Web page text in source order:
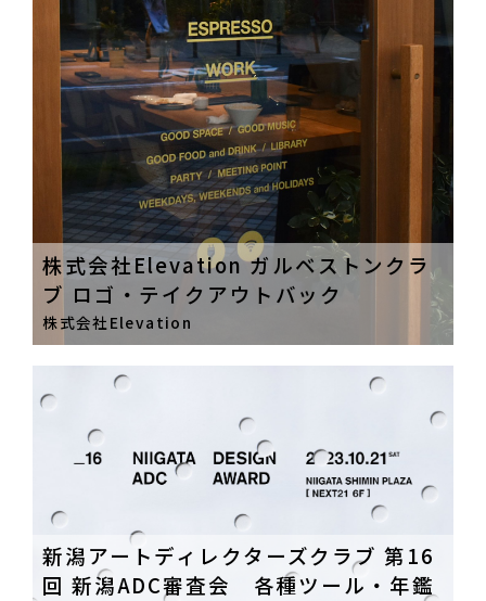
株式会社Elevation ガルベストンクラ
ブ ロゴ・テイクアウトバック
株式会社Elevation
新潟アートディレクターズクラブ 第16
回 新潟ADC審査会 各種ツール・年鑑